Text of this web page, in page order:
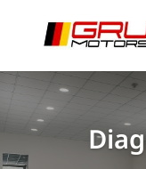
[/et_pb_slide] [/